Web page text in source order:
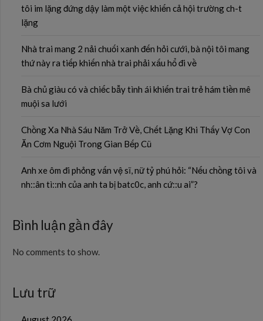
tôi im lặng đứng dậy làm một việc khiến cả hội trường ch-t
lặng
Nhà trai mang 2 nải chuối xanh đến hỏi cưới, bà nội tôi mang
thứ này ra tiếp khiến nhà trai phải xấu hổ đi về
Bà chủ giàu có và chiếc bẫy tình ái khiến trai trẻ hám tiền mê
muội sa lưới
Chồng Xa Nhà Sáu Năm Trở Về, Chết Lặng Khi Thấy Vợ Con
Ăn Cơm Nguội Trong Gian Bếp Cũ
Anh xe ôm đi phỏng vấn vệ sĩ, nữ tỷ phú hỏi: “Nếu chồng tôi và
nh::ân tì::nh của anh ta bị batc0c, anh cứ::u ai”?
Bình luận gần đây
No comments to show.
Lưu trữ